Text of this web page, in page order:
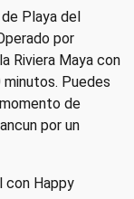
Playa del
por
Riviera Maya con
minutos. Puedes
de
por un
con Happy